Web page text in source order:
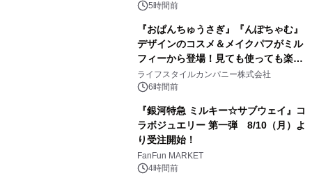
BEYOND POSSIBILITY ―』を上映！
5時間前
『おぱんちゅうさぎ』『んぽちゃむ』
デザインのコスメ＆メイクパフがミル
フィーから登場！見ても使っても楽し
い、ポップでキュートなコレクショ
ン。
ライフスタイルカンパニー株式会社
6時間前
『銀河特急 ミルキー☆サブウェイ』コ
ラボジュエリー 第一弾 8/10（月）よ
り受注開始！
FanFun MARKET
4時間前